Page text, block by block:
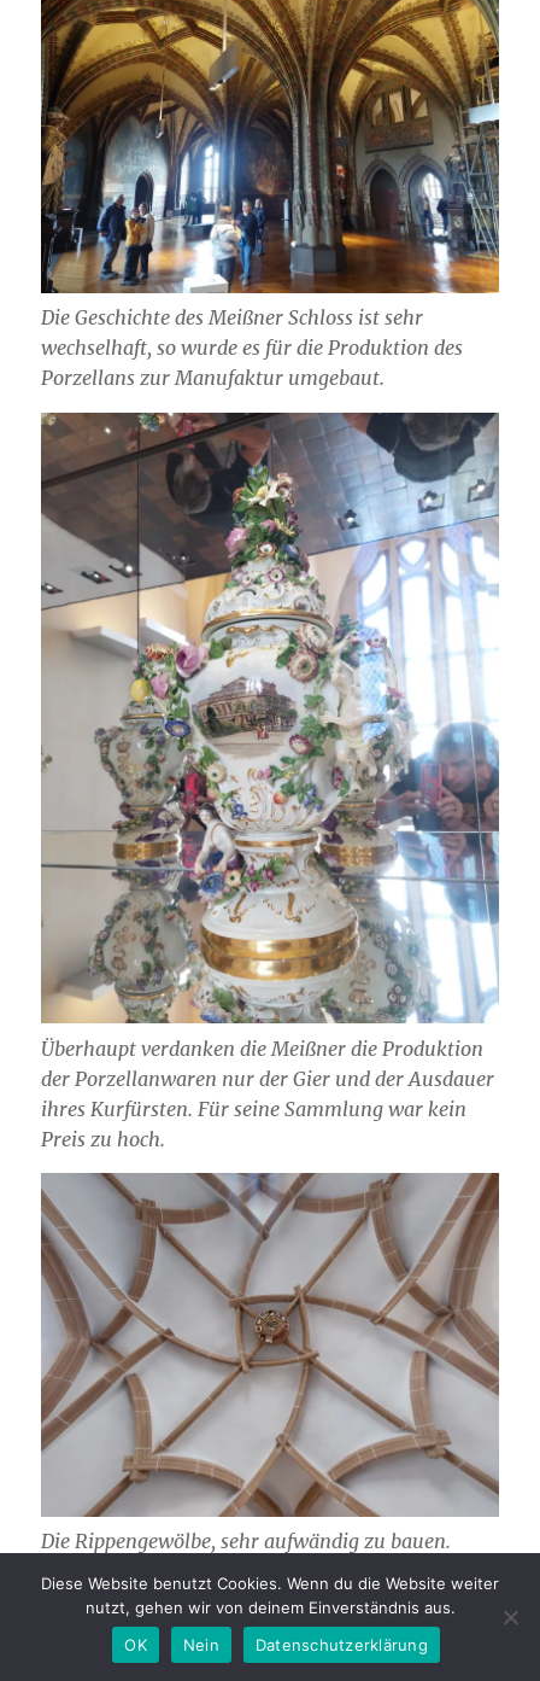
Die Geschichte des Meißner Schloss ist sehr
wechselhaft, so wurde es für die Produktion des
Porzellans zur Manufaktur umgebaut.
Überhaupt verdanken die Meißner die Produktion
der Porzellanwaren nur der Gier und der Ausdauer
ihres Kurfürsten. Für seine Sammlung war kein
Preis zu hoch.
Die Rippengewölbe, sehr aufwändig zu bauen.
Diese Website benutzt Cookies. Wenn du die Website weiter
nutzt, gehen wir von deinem Einverständnis aus.
OK
Nein Datenschutzerklärung